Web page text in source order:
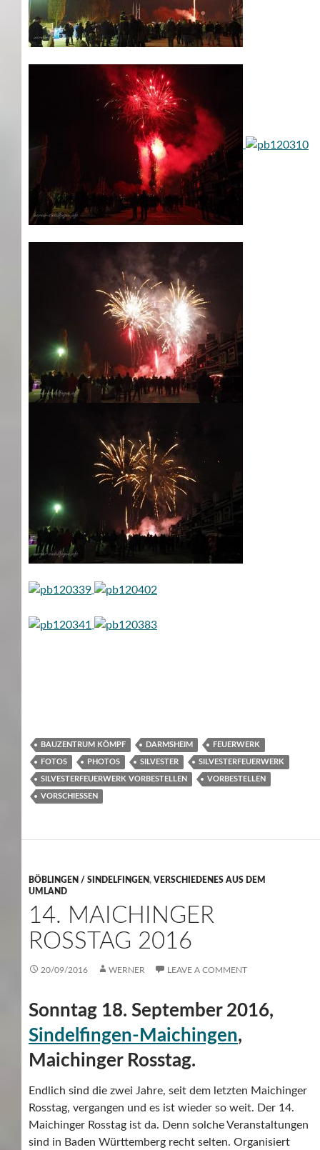
BAUZENTRUM KÖMPF DARMSHEIM FEUERWERK
FOTOS PHOTOS SILVESTER SILVESTERFEUERWERK
SILVESTERFEUERWERK VORBESTELLEN VORBESTELLEN
VORSCHIESSEN
BÖBLINGEN / SINDELFINGEN, VERSCHIEDENES AUS DEM
UMLAND
14. MAICHINGER
ROSSTAG 2016
20/09/2016 WERNER LEAVE A COMMENT
Sonntag 18. September 2016,
Sindelfingen-Maichingen,
Maichinger Rosstag.
Endlich sind die zwei Jahre, seit dem letzten Maichinger
Rosstag, vergangen und es ist wieder so weit. Der 14.
Maichinger Rosstag ist da. Denn solche Veranstaltungen
sind in Baden Württemberg recht selten. Organisiert